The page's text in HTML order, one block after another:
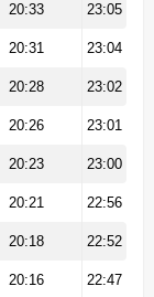
20:33 23:05
20:31 23:04
20:28 23:02
20:26 23:01
20:23 23:00
20:21 22:56
20:18 22:52
20:16 22:47